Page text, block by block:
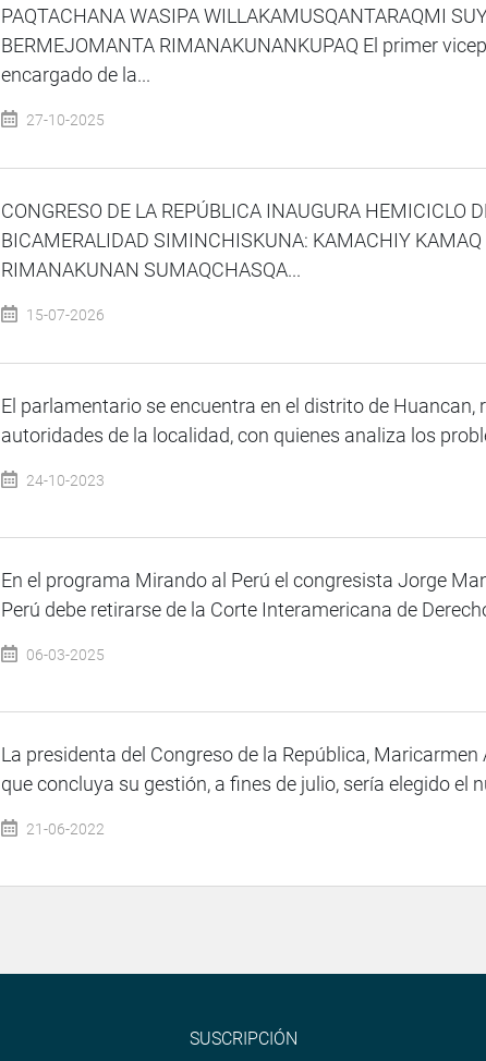
PAQTACHANA WASIPA WILLAKAMUSQANTARAQMI
BERMEJOMANTA RIMANAKUNANKUPAQ El primer
encargado de la...
27-10-2025
CONGRESO DE LA REPÚBLICA INAUGURA HEMICICLO
BICAMERALIDAD SIMINCHISKUNA: KAMACHIY
RIMANAKUNAN SUMAQCHASQA...
15-07-2026
El parlamentario se encuentra en el distrito de Huancan,
autoridades de la localidad, con quienes analiza los
24-10-2023
En el programa Mirando al Perú el congresista Jorge
Perú debe retirarse de la Corte Interamericana de
06-03-2025
La presidenta del Congreso de la República,
que concluya su gestión, a fines de julio, sería elegido el
21-06-2022
SUSCRIPCIÓN